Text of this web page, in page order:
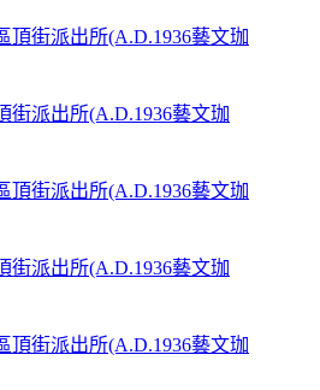
街派出所(A.D.1936藝文珈
街派出所(A.D.1936藝文珈